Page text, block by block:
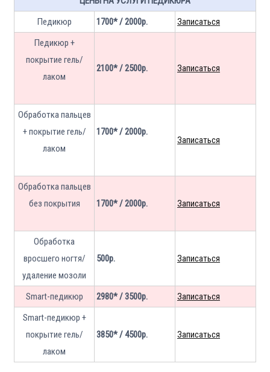
Педикюр
1700* / 2000р.
Записаться
Педикюр +
покрытие гель/
лаком
2100* / 2500р. Записаться
Обработка пальцев
+ покрытие гель/
лаком
1700* / 2000р.
Записаться
Обработка пальцев
без покрытия
1700* / 2000р. Записаться
Обработка
вросшего ногтя/
удаление мозоли
500р. Записаться
Smart-педикюр 2980* / 3500р.
Записаться
Smart-педикюр +
покрытие гель/
лаком
3850* / 4500р. Записаться